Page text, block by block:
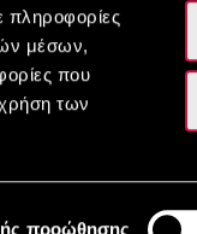
πληροφορίες
μέσων,
που
των
προώθησης
&